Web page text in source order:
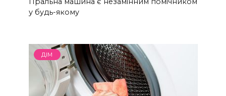
у будь-якому
ДІМ